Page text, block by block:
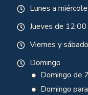
Lunes a
Jueves de
Viernes y
Domingo
Domingo de
Domingo